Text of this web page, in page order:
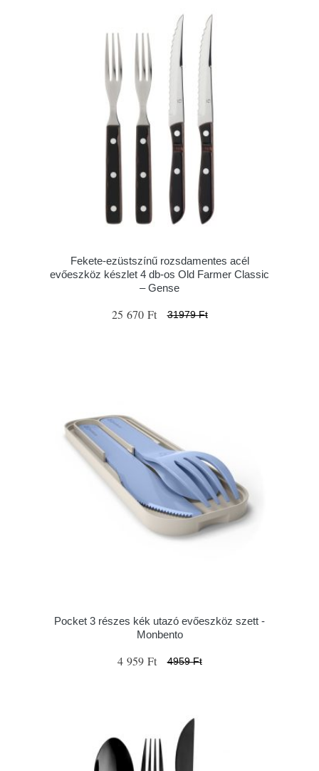
Fekete-ezüstszínű rozsdamentes acél
evőeszköz készlet 4 db-os Old Farmer Classic
– Gense
25 670 Ft 31979 Ft
Pocket 3 részes kék utazó evőeszköz szett -
Monbento
4 959 Ft 4959 Ft